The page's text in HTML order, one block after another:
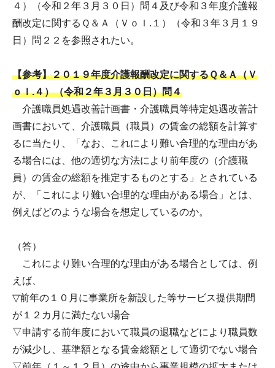
４）（令和２年３月３０日）問４及び令和３年度介護報
酬改定に関するＱ＆Ａ（Ｖｏｌ.１）（令和３年３月１９
日）問２２を参照されたい。
【参考】２０１９年度介護報酬改定に関するＱ＆Ａ（Ｖ
ｏｌ.４）（令和２年３月３０日）問４
介護職員処遇改善計画書・介護職員等特定処遇改善計
画書において、介護職員（職員）の賃金の総額を計算す
るに当たり、「なお、これにより難い合理的な理由があ
る場合には、他の適切な方法により前年度の（介護職
員）の賃金の総額を推定するものとする」とされている
が、「これにより難い合理的な理由がある場合」とは、
例えばどのような場合を想定しているのか。
（答）
これにより難い合理的な理由がある場合としては、例
えば、
▽前年の１０月に事業所を新設した等サービス提供期間
が１２カ月に満たない場合
▽申請する前年度において職員の退職などにより職員数
が減少し、基準額となる賃金総額として適切でない場合